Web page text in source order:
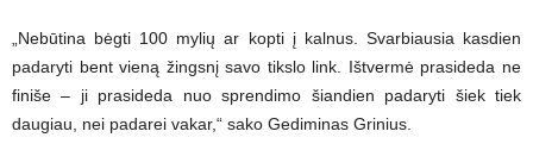
„Nebūtina bėgti 100 mylių ar kopti į kalnus. Svarbiausia kasdien
padaryti bent vieną žingsnį savo tikslo link. Ištvermė prasideda ne
finiše – ji prasideda nuo sprendimo šiandien padaryti šiek tiek
daugiau, nei padarei vakar,“ sako Gediminas Grinius.